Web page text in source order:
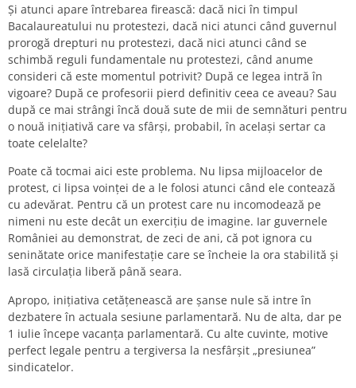
Și atunci apare întrebarea firească: dacă nici în timpul
Bacalaureatului nu protestezi, dacă nici atunci când guvernul
prorogă drepturi nu protestezi, dacă nici atunci când se
schimbă reguli fundamentale nu protestezi, când anume
consideri că este momentul potrivit? După ce legea intră în
vigoare? După ce profesorii pierd definitiv ceea ce aveau? Sau
după ce mai strângi încă două sute de mii de semnături pentru
o nouă inițiativă care va sfârși, probabil, în același sertar ca
toate celelalte?
Poate că tocmai aici este problema. Nu lipsa mijloacelor de
protest, ci lipsa voinței de a le folosi atunci când ele contează
cu adevărat. Pentru că un protest care nu incomodează pe
nimeni nu este decât un exercițiu de imagine. Iar guvernele
României au demonstrat, de zeci de ani, că pot ignora cu
seninătate orice manifestație care se încheie la ora stabilită și
lasă circulația liberă până seara.
Apropo, inițiativa cetățenească are șanse nule să intre în
dezbatere în actuala sesiune parlamentară. Nu de alta, dar pe
1 iulie începe vacanța parlamentară. Cu alte cuvinte, motive
perfect legale pentru a tergiversa la nesfârșit „presiunea”
sindicatelor.